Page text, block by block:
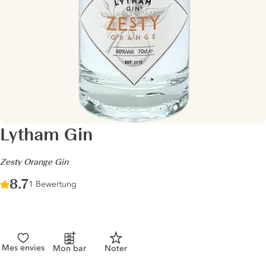
Lytham Gin
-
Zesty Orange Gin
Score :
8.7/ 10
1 Bewertung
Mes envies Mon bar Noter